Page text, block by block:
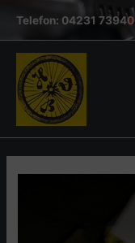
springen
Inhalt
Telefon: 04231 73940